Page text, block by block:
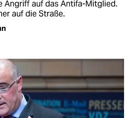
Angriff auf das Antifa-Mitglied.
auf die Straße.